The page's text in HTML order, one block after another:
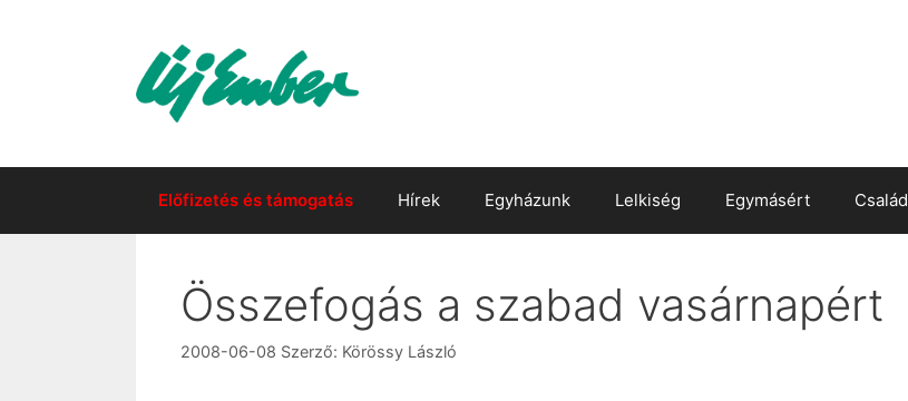
Előfizetés és támogatás Hírek Egyházunk Lelkiség Egymásért Család
Összefogás a szabad vasárnapért
2008-06-08 Szerző: Körössy László